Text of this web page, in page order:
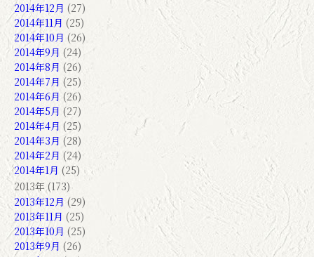
2014年12月 (27)
2014年11月 (25)
2014年10月 (26)
2014年9月 (24)
2014年8月 (26)
2014年7月 (25)
2014年6月 (26)
2014年5月 (27)
2014年4月 (25)
2014年3月 (28)
2014年2月 (24)
2014年1月 (25)
2013年 (173)
2013年12月 (29)
2013年11月 (25)
2013年10月 (25)
2013年9月 (26)